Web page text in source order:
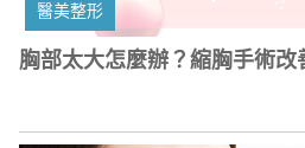
醫美整形
胸部太大怎麼辦？縮胸手術改